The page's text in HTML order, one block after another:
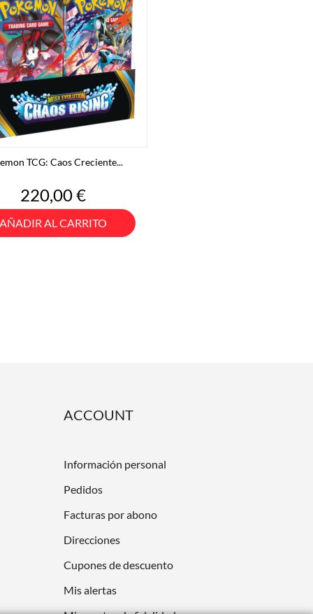
TCG: Caos Creciente...
Precio
220,00 €
AÑADIR AL CARRITO
ACCOUNT
Información personal
Pedidos
Facturas por abono
Direcciones
Cupones de descuento
Mis alertas